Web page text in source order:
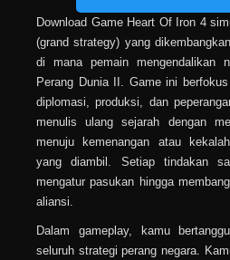
Download Game Heart Of Iron 4
(grand strategy) yang
di mana pemain mengendalikan
Perang Dunia II. Game ini
diplomasi, produksi, dan
menulis ulang sejarah dengan
menuju kemenangan atau
yang diambil. Setiap tindakan
mengatur pasukan hingga
aliansi.
Dalam gameplay, kamu
seluruh strategi perang negara.